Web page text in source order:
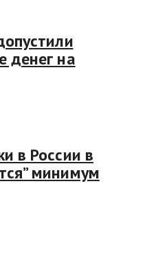
денег на
в России в
минимум